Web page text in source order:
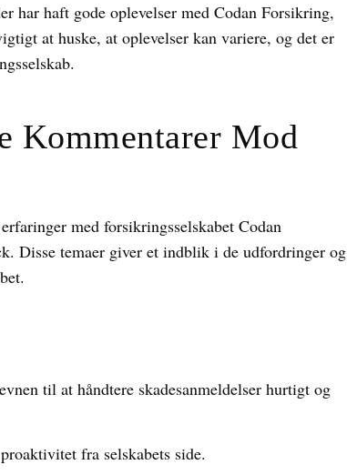
har haft gode oplevelser med Codan Forsikring,
at huske, at oplevelser kan variere, og det er
Kommentarer Mod
med forsikringsselskabet Codan
Disse temaer giver et indblik i de udfordringer og
til at håndtere skadesanmeldelser hurtigt og
fra selskabets side.